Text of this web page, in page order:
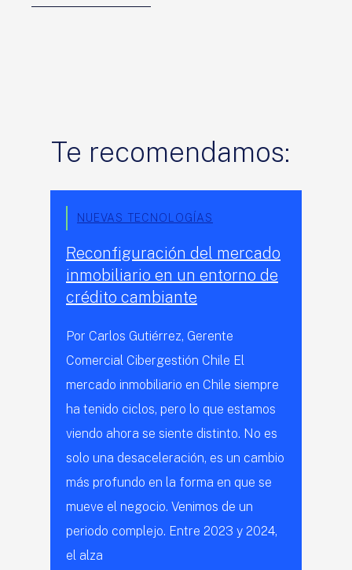
Te recomendamos:
NUEVAS TECNOLOGÍAS
Reconfiguración del mercado
inmobiliario en un entorno de
crédito cambiante
Por Carlos Gutiérrez, Gerente
Comercial Cibergestión Chile El
mercado inmobiliario en Chile siempre
ha tenido ciclos, pero lo que estamos
viendo ahora se siente distinto. No es
solo una desaceleración, es un cambio
más profundo en la forma en que se
mueve el negocio. Venimos de un
periodo complejo. Entre 2023 y 2024,
el alza